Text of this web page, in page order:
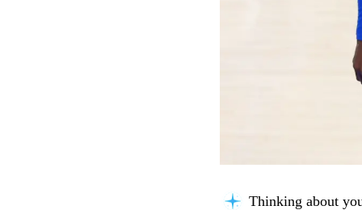
Thinking about